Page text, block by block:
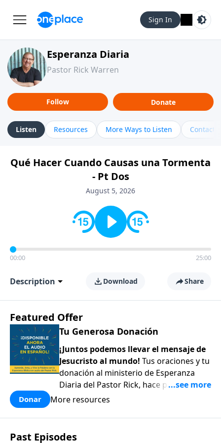
Sign In
Esperanza Diaria
Pastor Rick Warren
Follow Donate
Listen Resources More Ways to Listen Contact
Qué Hacer Cuando Causas una Tormenta
- Pt Dos
August 5, 2026
00:00 25:00
Description Download Share
Featured Offer
Tu Generosa Donación
¡Juntos podemos llevar el mensaje de
Jesucristo al mundo! Tus oraciones y tu
donación al ministerio de Esperanza
Diaria del Pastor Rick, hace posible
compartir el amor y la esperanza de
perdidos y desesperados alrededor del
mundo. ¡Gracias por tu generoso
Donar More resources
Past Episodes